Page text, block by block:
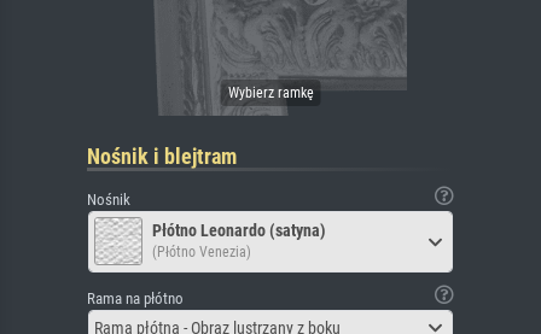
Nośnik i blejtram
Nośnik
Płótno Leonardo (satyna)
(Płótno Venezia)
Rama na płótno
Rama płótna - Obraz lustrzany z boku